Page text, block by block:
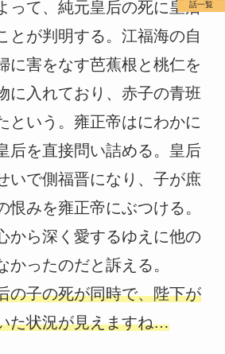
って、純元皇后の死に皇后
とが判明する。江福海の自
に害をなす芭蕉根と桃仁を
に入れており、赤子の青班
という。雍正帝はにわかに
后を直接問い詰める。皇后
いで側福晋になり、子が庶
恨みを雍正帝にぶつける。
から深く愛するゆえに他の
かったのだと訴える。
の子の死が同時で、陛下が
た状況が見えますね…
話一覧